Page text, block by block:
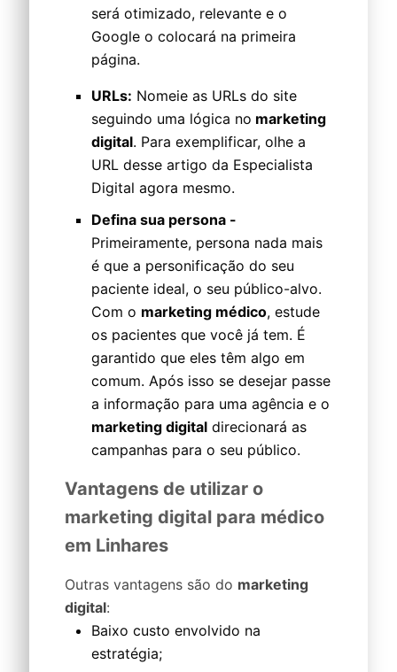
será otimizado, relevante e o
Google o colocará na primeira
página.
URLs: Nomeie as URLs do site
seguindo uma lógica no marketing
digital. Para exemplificar, olhe a
URL desse artigo da Especialista
Digital agora mesmo.
Defina sua persona -
Primeiramente, persona nada mais
é que a personificação do seu
paciente ideal, o seu público-alvo.
Com o marketing médico, estude
os pacientes que você já tem. É
garantido que eles têm algo em
comum. Após isso se desejar passe
a informação para uma agência e o
marketing digital direcionará as
campanhas para o seu público.
Vantagens de utilizar o
marketing digital para médico
em Linhares
Outras vantagens são do marketing
digital:
Baixo custo envolvido na
estratégia;